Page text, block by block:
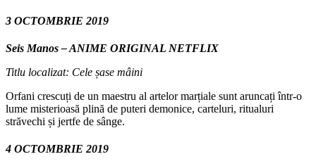
3 OCTOMBRIE 2019
Seis Manos – ANIME ORIGINAL NETFLIX
Titlu localizat: Cele șase mâini
Orfani crescuți de un maestru al artelor marțiale sunt aruncați într-o
lume misterioasă plină de puteri demonice, carteluri, ritualuri
străvechi și jertfe de sânge.
4 OCTOMBRIE 2019